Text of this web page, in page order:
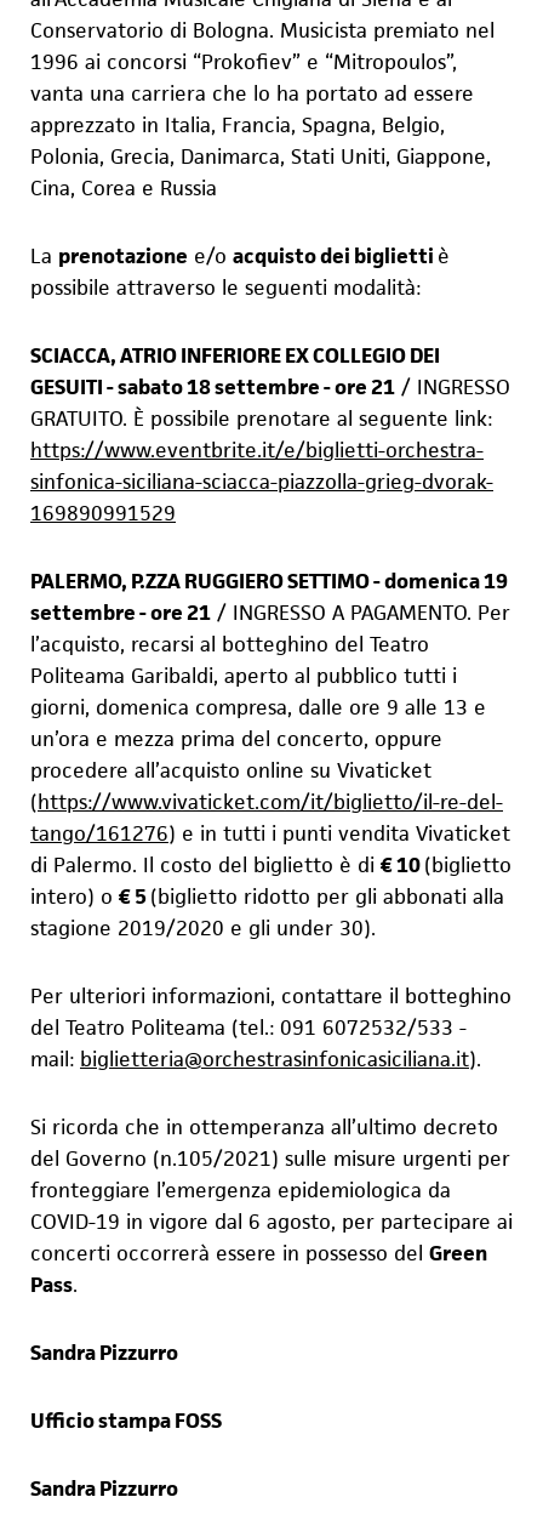
Conservatorio di Bologna. Musicista premiato nel
1996 ai concorsi “Prokofiev” e “Mitropoulos”,
vanta una carriera che lo ha portato ad essere
apprezzato in Italia, Francia, Spagna, Belgio,
Polonia, Grecia, Danimarca, Stati Uniti, Giappone,
Cina, Corea e Russia
La prenotazione e/o acquisto dei biglietti è
possibile attraverso le seguenti modalità:
SCIACCA, ATRIO INFERIORE EX COLLEGIO DEI
GESUITI - sabato 18 settembre - ore21 / INGRESSO
GRATUITO. È possibile prenotare al seguente link:
https://www.eventbrite.it/e/biglietti-orchestra-
sinfonica-siciliana-sciacca-piazzolla-grieg-dvorak-
169890991529
PALERMO, P.ZZA RUGGIERO SETTIMO - domenica 19
settembre - ore 21 / INGRESSO A PAGAMENTO. Per
l’acquisto, recarsi al botteghino del Teatro
Politeama Garibaldi, aperto al pubblico tutti i
giorni, domenica compresa, dalle ore 9 alle 13 e
un’ora e mezza prima del concerto, oppure
procedere all’acquisto online su Vivaticket
(https://www.vivaticket.com/it/biglietto/il-re-del-
tango/161276) e in tutti i punti vendita Vivaticket
di Palermo. Il costo del biglietto è di € 10(biglietto
intero) o € 5(biglietto ridotto per gli abbonati alla
stagione 2019/2020 e gli under 30).
Per ulteriori informazioni, contattare il botteghino
del Teatro Politeama (tel.: 091 6072532/533 -
mail: biglietteria@orchestrasinfonicasiciliana.it).
Si ricorda che in ottemperanza all’ultimo decreto
del Governo (n.105/2021) sulle misure urgenti per
fronteggiare l’emergenza epidemiologica da
COVID-19 in vigore dal 6 agosto, per partecipare ai
concerti occorrerà essere in possesso del Green
Pass.
Sandra Pizzurro
Ufficio stampa FOSS
Sandra Pizzurro